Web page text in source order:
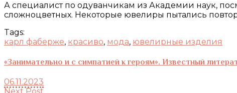
А специалист по одуванчикам из Академии наук,
сложноцветных. Некоторые ювелиры пытались
Tags:
карл фаберже, красиво, мода, ювелирные изделия
«Занимательно и с симпатией к героям». Известный
06.11.2023